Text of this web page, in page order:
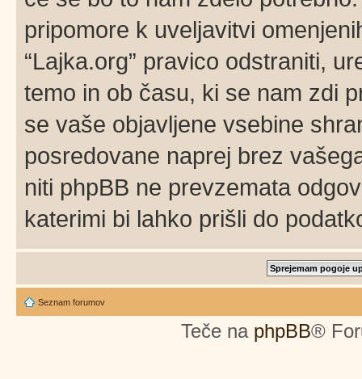
pripomore k uveljavitvi
“Lajka.org” pravico odstraniti,
temo in ob času, ki se nam zdi
se vaše objavljene vsebine
posredovane naprej brez
niti phpBB ne prevzemata
katerimi bi lahko prišli do
Seznam forumov
Teče na phpBB®